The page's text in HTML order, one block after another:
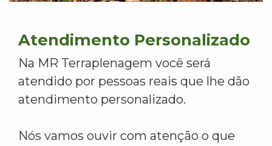
Atendimento Personalizado
Na MR Terraplenagem você será
atendido por pessoas reais que lhe dão
atendimento personalizado.
Nós vamos ouvir com atenção o que